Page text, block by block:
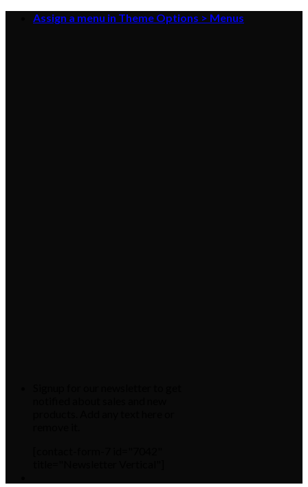
Assign a menu in Theme Options > Menus